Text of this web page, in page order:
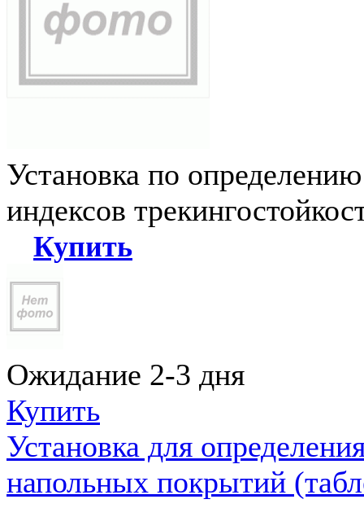
Установка по
индексов
Купить
Ожидание 2-3 дня
Купить
Установка для
напольных покрытий